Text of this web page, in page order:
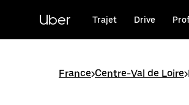
principal
Uber Trajet Drive
France>Centre-Val de Loire>